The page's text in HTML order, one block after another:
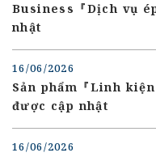
Business『Dịch vụ
nhật
16/06/2026
Sản phẩm『Linh
được cập nhật
16/06/2026